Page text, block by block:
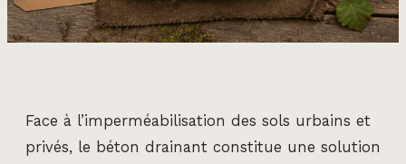
Face à l’imperméabilisation des sols urbains et
privés, le béton drainant constitue une solution